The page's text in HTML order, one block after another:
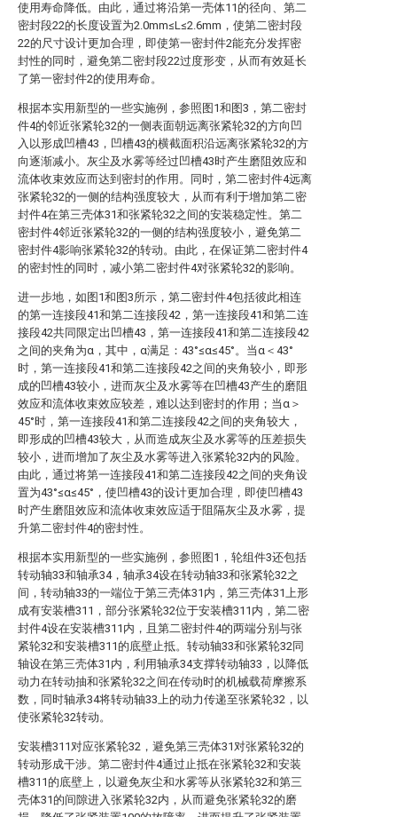
使用寿命降低。由此，通过将沿第一壳体11的径向、第二
密封段22的长度设置为2.0mm≤L≤2.6mm，使第二密封段
22的尺寸设计更加合理，即使第一密封件2能充分发挥密
封性的同时，避免第二密封段22过度形变，从而有效延长
了第一密封件2的使用寿命。
根据本实用新型的一些实施例，参照图1和图3，第二密封
件4的邻近张紧轮32的一侧表面朝远离张紧轮32的方向凹
入以形成凹槽43，凹槽43的横截面积沿远离张紧轮32的方
向逐渐减小。灰尘及水雾等经过凹槽43时产生磨阻效应和
流体收束效应而达到密封的作用。同时，第二密封件4远离
张紧轮32的一侧的结构强度较大，从而有利于增加第二密
封件4在第三壳体31和张紧轮32之间的安装稳定性。第二
密封件4邻近张紧轮32的一侧的结构强度较小，避免第二
密封件4影响张紧轮32的转动。由此，在保证第二密封件4
的密封性的同时，减小第二密封件4对张紧轮32的影响。
进一步地，如图1和图3所示，第二密封件4包括彼此相连
的第一连接段41和第二连接段42，第一连接段41和第二连
接段42共同限定出凹槽43，第一连接段41和第二连接段42
之间的夹角为α，其中，α满足：43°≤α≤45°。当α＜43°
时，第一连接段41和第二连接段42之间的夹角较小，即形
成的凹槽43较小，进而灰尘及水雾等在凹槽43产生的磨阻
效应和流体收束效应较差，难以达到密封的作用；当α＞
45°时，第一连接段41和第二连接段42之间的夹角较大，
即形成的凹槽43较大，从而造成灰尘及水雾等的压差损失
较小，进而增加了灰尘及水雾等进入张紧轮32内的风险。
由此，通过将第一连接段41和第二连接段42之间的夹角设
置为43°≤α≤45°，使凹槽43的设计更加合理，即使凹槽43
时产生磨阻效应和流体收束效应适于阻隔灰尘及水雾，提
升第二密封件4的密封性。
根据本实用新型的一些实施例，参照图1，轮组件3还包括
转动轴33和轴承34，轴承34设在转动轴33和张紧轮32之
间，转动轴33的一端位于第三壳体31内，第三壳体31上形
成有安装槽311，部分张紧轮32位于安装槽311内，第二密
封件4设在安装槽311内，且第二密封件4的两端分别与张
紧轮32和安装槽311的底壁止抵。转动轴33和张紧轮32同
轴设在第三壳体31内，利用轴承34支撑转动轴33，以降低
动力在转动抽和张紧轮32之间在传动时的机械载荷摩擦系
数，同时轴承34将转动轴33上的动力传递至张紧轮32，以
使张紧轮32转动。
安装槽311对应张紧轮32，避免第三壳体31对张紧轮32的
转动形成干涉。第二密封件4通过止抵在张紧轮32和安装
槽311的底壁上，以避免灰尘和水雾等从张紧轮32和第三
壳体31的间隙进入张紧轮32内，从而避免张紧轮32的磨